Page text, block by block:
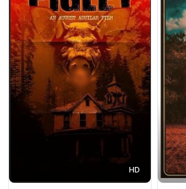
HD